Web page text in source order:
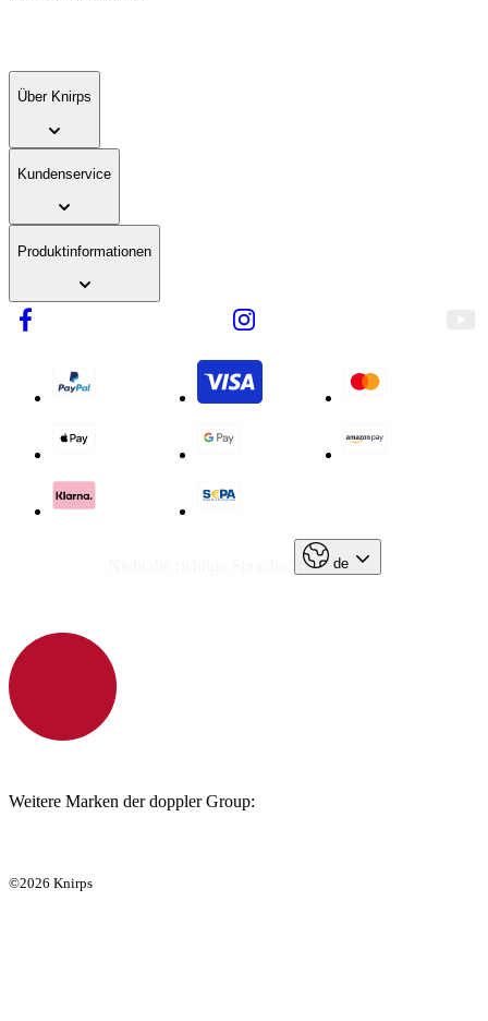
Über Knirps
Kundenservice
Produktinformationen
de
Weitere Marken der doppler Group:
©2026 Knirps